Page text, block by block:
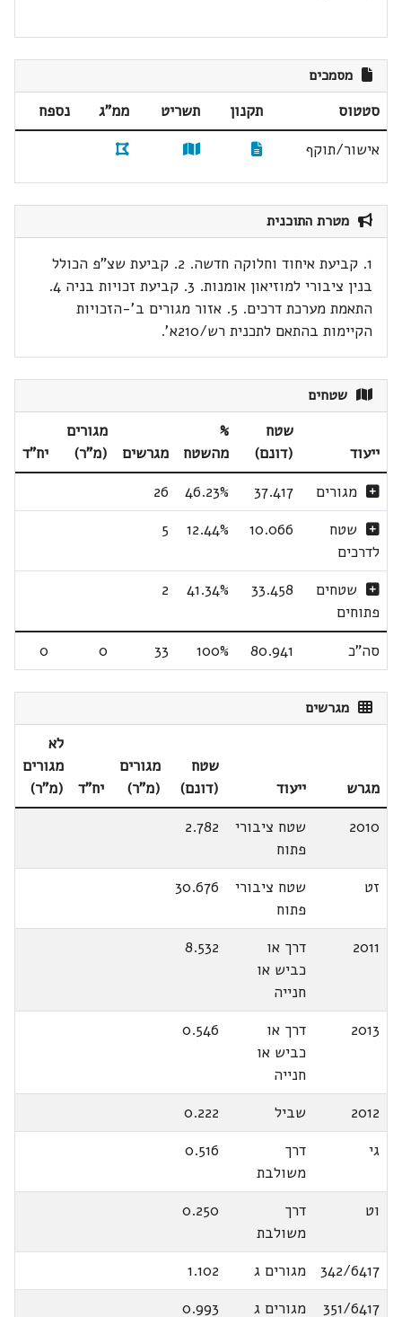
מסמכים
סטטוס תקנון תשריט ממ"ג
נספח
אישור/תוקף
מטרת התוכנית
1. קביעת איחוד וחלוקה חדשה. 2. קביעת שצ"פ הכולל
בנין ציבורי למוזיאון אומנות. 3. קביעת זכויות בניה 4.
התאמת מערכת דרכים. 5. אזור מגורים ב'-הזכויות
הקיימות בהתאם לתכנית רש/210א'.
שטחים
ייעוד
שטח
(דונם)
%
מהשטח
מגרשים
מגורים
(מ"ר)
יח"ד
מגורים
37.417
46.23%
26
שטח
לדרכים
10.066
12.44%
5
שטחים
פתוחים
33.458
41.34%
2
סה"כ 80.941
100%
33
0
0
מגרשים
מגרש ייעוד
שטח
(דונם)
מגורים
(מ"ר)
יח"ד
לא
מגורים
(מ"ר)
2010
שטח ציבורי
פתוח
2.782
זט
שטח ציבורי
פתוח
30.676
2011
דרך או
כביש או
חנייה
8.532
2013
דרך או
כביש או
חנייה
0.546
2012 שביל
0.222
גי
דרך
משולבת
0.516
וט
דרך
משולבת
0.250
342/6417 מגורים ג
1.102
351/6417
מגורים ג 0.993